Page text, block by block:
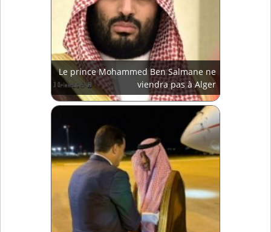
Le prince Mohammed Ben Salmane ne
viendra pas à Alger